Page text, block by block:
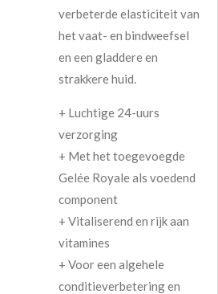
verbeterde elasticiteit van
het vaat- en bindweefsel
en een gladdere en
strakkere huid.
+ Luchtige 24-uurs
verzorging
+ Met het toegevoegde
Gelée Royale als voedend
component
+ Vitaliserend en rijk aan
vitamines
+ Voor een algehele
conditieverbetering en